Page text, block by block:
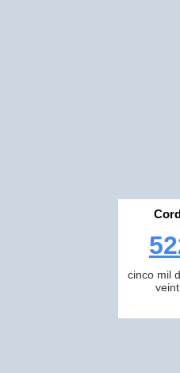
cinco mil